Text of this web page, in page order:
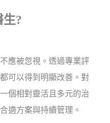
生?
應被忽視。透過專業評
可以得到明顯改善。對
個相對靈活且多元的治
適方案與持續管理。